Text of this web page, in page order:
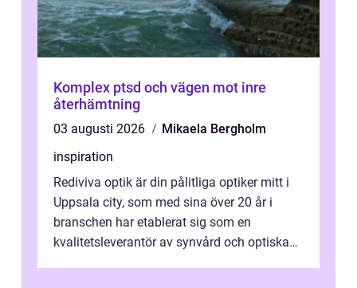
Komplex ptsd och vägen mot inre
återhämtning
03 augusti 2026
Mikaela Bergholm
inspiration
Rediviva optik är din pålitliga optiker mitt i
Uppsala city, som med sina över 20 år i
branschen har etablerat sig som en
kvalitetsleverantör av synvård och optiska